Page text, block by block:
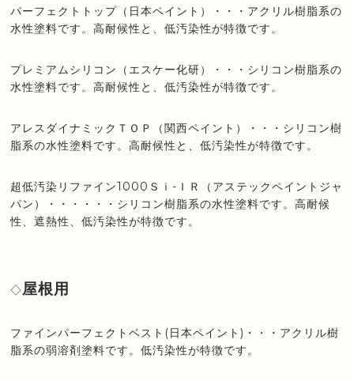
パーフェクトトップ（日本ペイント）・・・アクリル樹脂系の
水性塗料です。高耐候性と、低汚染性が特徴です。
プレミアムシリコン（エスケー化研）・・・シリコン樹脂系の
水性塗料です。高耐候性と、低汚染性が特徴です。
アレスダイナミックＴＯＰ（関西ペイント）・・・シリコン樹
脂系の水性塗料です。高耐候性と、低汚染性が特徴です。
超低汚染リファイン1000Ｓｉ-ＩＲ（アステックペイントジャ
パン）・・・・・・シリコン樹脂系の水性塗料です。高耐候
性、遮熱性、低汚染性が特徴です。
◇屋根用
ファインパーフェクトベスト(日本ペイント)・・・アクリル樹
脂系の弱溶剤塗料です。低汚染性が特徴です。